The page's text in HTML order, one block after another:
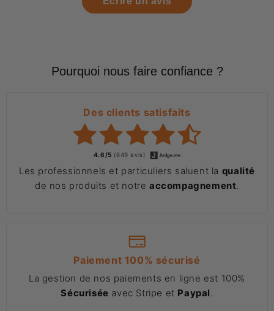
Pourquoi nous faire confiance ?
Des clients satisfaits
4.6/5 (649 avis)
Les professionnels et particuliers saluent la qualité
de nos produits et notre accompagnement.
Paiement 100% sécurisé
La gestion de nos paiements en ligne est 100%
Sécurisée avec Stripe et Paypal.